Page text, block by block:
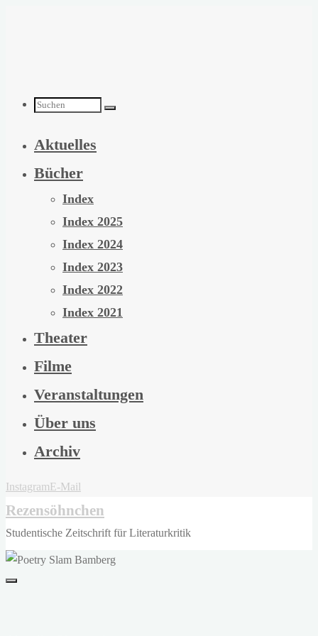
Suchen
nach:
Aktuelles
Bücher
Index
Index 2025
Index 2024
Index 2023
Index 2022
Index 2021
Theater
Filme
Veranstaltungen
Über uns
Archiv
InstagramE-Mail
Rezensöhnchen
Studentische Zeitschrift für Literaturkritik